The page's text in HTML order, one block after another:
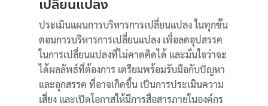
เปลี่ยนแปลง
ประเมินแผนการบริหารการเปลี่ยนแปลง ในทุกขั้น
ตอนการบริหารการเปลี่ยนแปลง เพื่อลดอุปสรรค
ในการเปลี่ยนแปลงที่ไม่คาดคิดได้ และมั่นใจว่าจะ
ได้ผลลัพธ์ที่ต้องการ เตรียมพร้อมรับมือกับปัญหา
และอุกสรรค ที่อาจเกิดขึ้น เป็นการประเมินความ
เสี่ยง และเปิดโอกาสให้มีการสื่อสารภายในองค์กร